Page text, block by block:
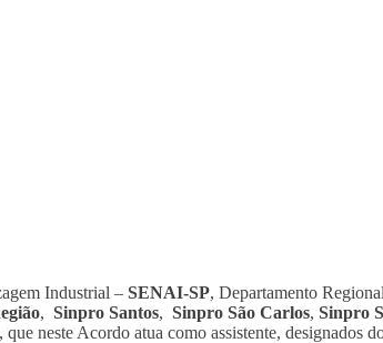
Industrial – SENAI-SP, Departamento
, Sinpro Santos, Sinpro São Carlos, Sinpro
, que neste Acordo atua como assistente, designados